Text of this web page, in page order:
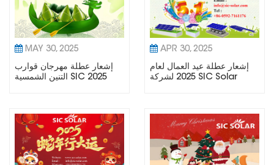
MAY 30, 2025
إشعار عطلة مهرجان قوارب
التنين الشمسية SIC 2025
APR 30, 2025
إشعار عطلة عيد العمال لعام
2025 لشركة SIC Solar